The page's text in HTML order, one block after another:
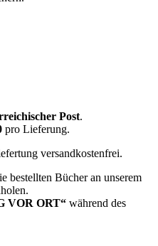
Post.
pro Lieferung.
versandkostenfrei.
bestellten Bücher an unserem
VOR ORT“ während des